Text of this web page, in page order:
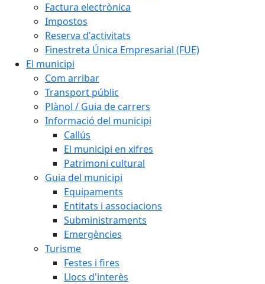
Factura electrònica
Impostos
Reserva d'activitats
Finestreta Única Empresarial (FUE)
El municipi
Com arribar
Transport públic
Plànol / Guia de carrers
Informació del municipi
Callús
El municipi en xifres
Patrimoni cultural
Guia del municipi
Equipaments
Entitats i associacions
Subministraments
Emergències
Turisme
Festes i fires
Llocs d'interès